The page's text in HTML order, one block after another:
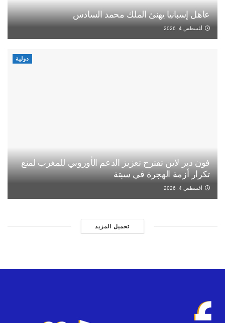
عاهل إسبانيا يهنئ الملك محمد السادس
أغسطس 4, 2026
دولية
فون دير لاين تقترح تعزيز الدعم الأوروبي للمغرب لمنع
تكرار أزمة الهجرة في سبتة
أغسطس 4, 2026
تحميل المزيد